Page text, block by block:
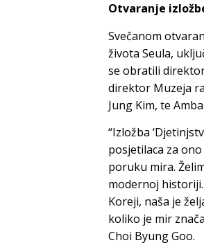
Otvaranje
Svečanom
života Seula,
se obratili
direktor Muzeja
Jung Kim, te
“Izložba
posjetilaca za
poruku mira.
modernoj
Koreji, naša je
koliko je mir
Choi Byung Goo.